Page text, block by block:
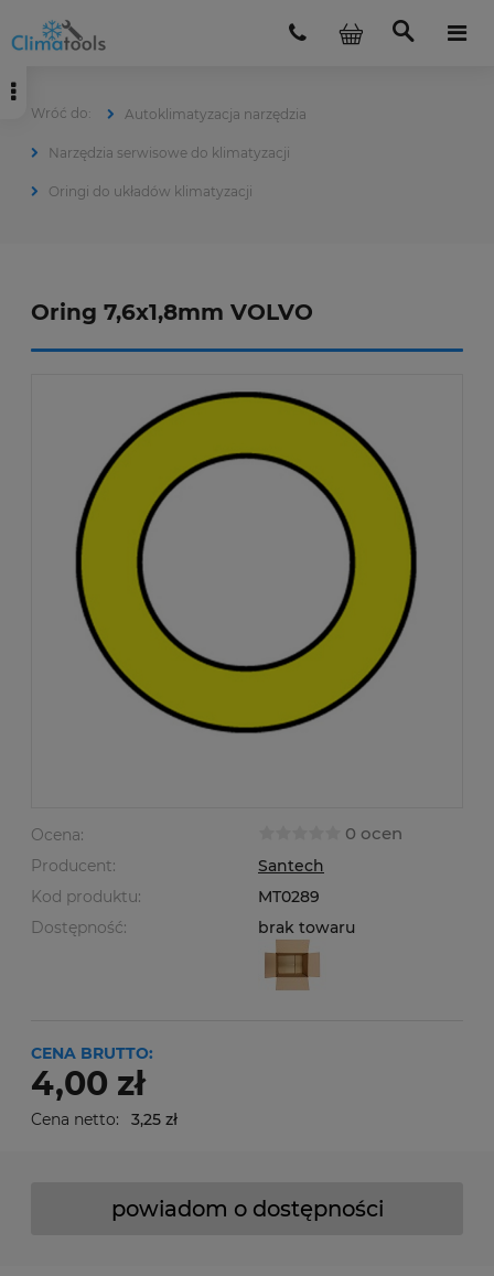
Autoklimatyzacja narzędzia
Narzędzia serwisowe do klimatyzacji
Oringi do układów klimatyzacji
Oring 7,6x1,8mm VOLVO
Ocena: 0 ocen
Producent:
Santech
Kod produktu:
MT0289
Dostępność:
brak towaru
CENA BRUTTO:
4,00 zł
Cena netto: 3,25 zł
powiadom o dostępności